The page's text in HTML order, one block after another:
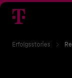
Erfolgsstories